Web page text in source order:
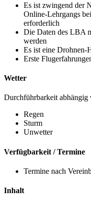
Es ist zwingend der
Online-Lehrgangs
erforderlich
Die Daten des LBA
werden
Es ist eine Drohnen-
Erste
Wetter
Durchführbarkeit abhängig
Regen
Sturm
Unwetter
Verfügbarkeit / Termine
Termine nach
Inhalt